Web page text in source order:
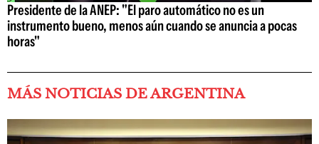
Presidente de la ANEP: "El paro automático no es un
instrumento bueno, menos aún cuando se anuncia a pocas
horas"
MÁS NOTICIAS DE ARGENTINA